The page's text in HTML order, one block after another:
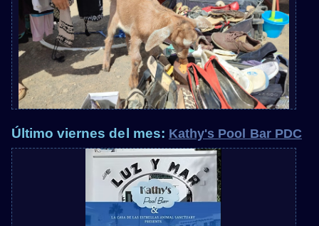
Último viernes del mes: Kathy's Pool Bar PDC